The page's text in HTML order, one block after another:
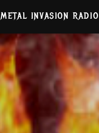
METAL INVASION RADIO